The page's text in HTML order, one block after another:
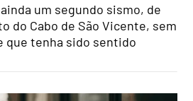
um segundo sismo, de
do Cabo de São Vicente, sem
que tenha sido sentido